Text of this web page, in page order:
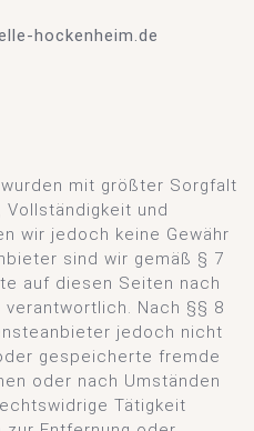
hockenheim.de
mit größter Sorgfalt
und
wir jedoch keine Gewähr
sind wir gemäß § 7
auf diesen Seiten nach
Nach §§ 8
jedoch nicht
gespeicherte fremde
oder nach Umständen
Tätigkeit